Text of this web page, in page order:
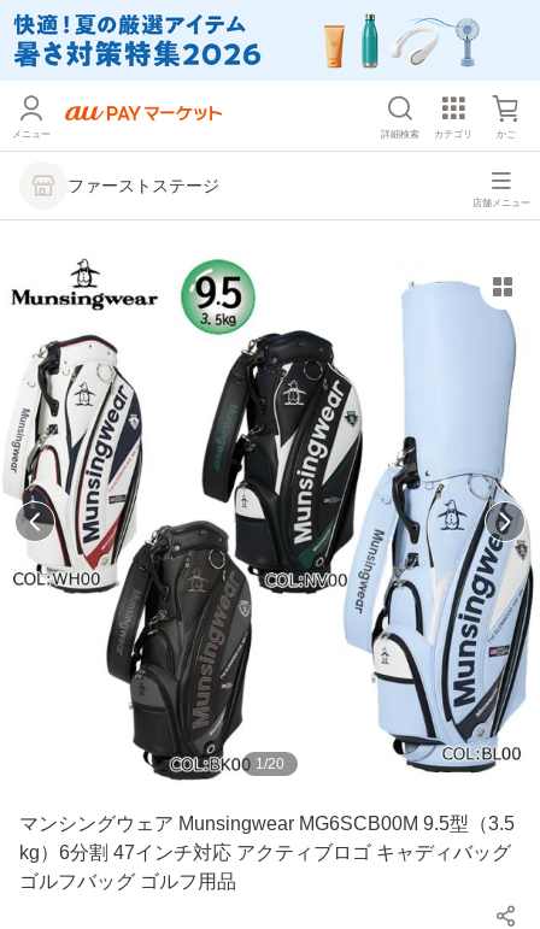
メニュー 詳細検索 カテゴリ かご
ファーストステージ
店舗メニュー
1/20
マンシングウェア Munsingwear MG6SCB00M 9.5型（3.5
kg）6分割 47インチ対応 アクティブロゴ キャディバッグ
ゴルフバッグ ゴルフ用品